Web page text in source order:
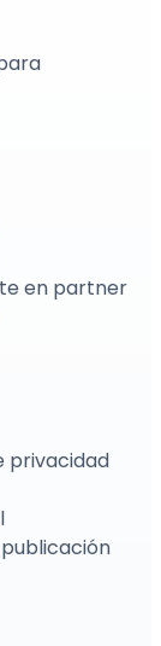
en partner
privacidad